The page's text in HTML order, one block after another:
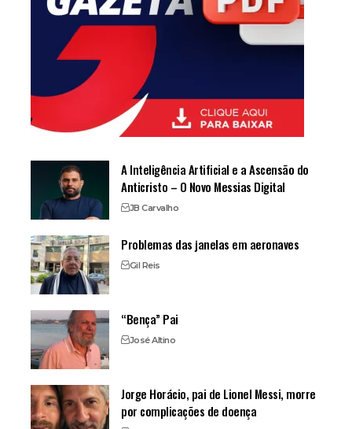
A Inteligência Artificial e a Ascensão do
Anticristo – O Novo Messias Digital
JB Carvalho
Problemas das janelas em aeronaves
Gil Reis
“Bença” Pai
José Altino
Jorge Horácio, pai de Lionel Messi, morre
por complicações de doença